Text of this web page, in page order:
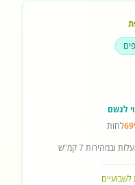
לגשם
לחות
ובמהירות7קמ"ש
לשבועיים